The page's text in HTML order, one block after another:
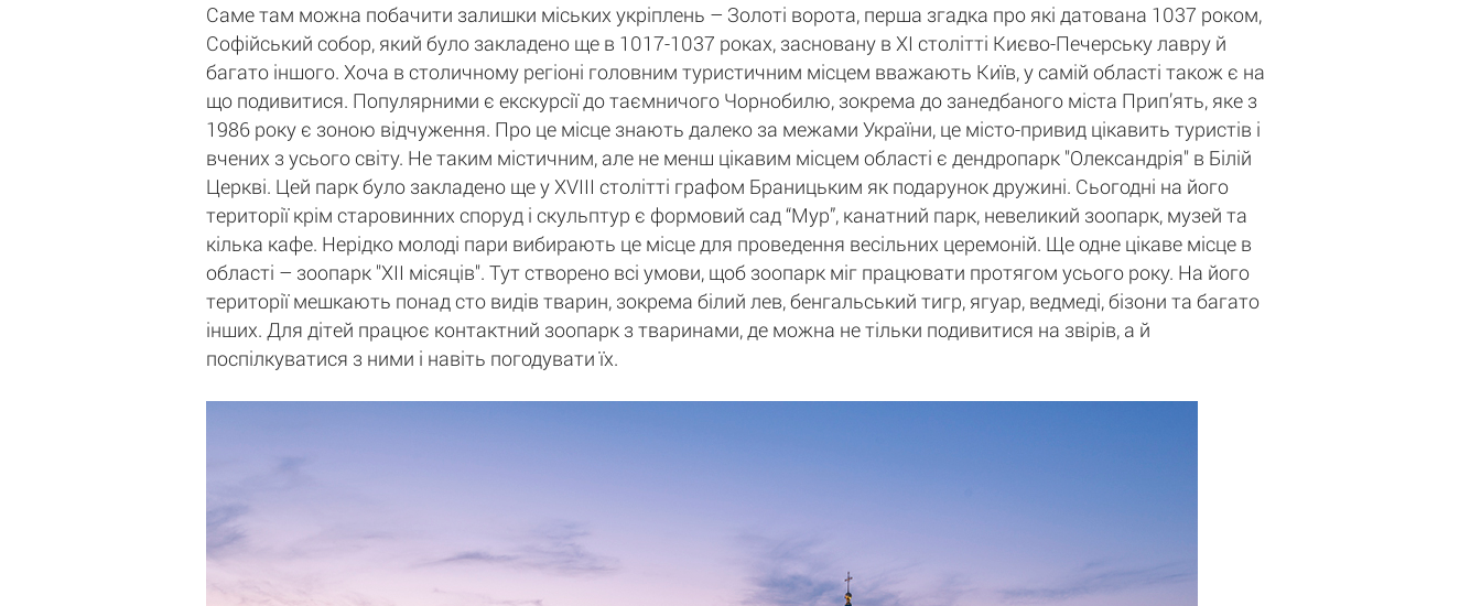
Саме там можна побачити залишки міських укріплень – Золоті ворота, перша згадка про які датована 1037 роком,
Софійський собор, який було закладено ще в 1017-1037 роках, засновану в XI столітті Києво-Печерську лавру й
багато іншого. Хоча в столичному регіоні головним туристичним місцем вважають Київ, у самій області також є на
що подивитися. Популярними є екскурсії до таємничого Чорнобилю, зокрема до занедбаного міста Прип’ять, яке з
1986 року є зоною відчуження. Про це місце знають далеко за межами України, це місто-привид цікавить туристів і
вчених з усього світу. Не таким містичним, але не менш цікавим місцем області є дендропарк "Олександрія" в Білій
Церкві. Цей парк було закладено ще у XVIII столітті графом Браницьким як подарунок дружині. Сьогодні на його
території крім старовинних споруд і скульптур є формовий сад “Мур”, канатний парк, невеликий зоопарк, музей та
кілька кафе. Нерідко молоді пари вибирають це місце для проведення весільних церемоній. Ще одне цікаве місце в
області – зоопарк "ХII місяців". Тут створено всі умови, щоб зоопарк міг працювати протягом усього року. На його
території мешкають понад сто видів тварин, зокрема білий лев, бенгальський тигр, ягуар, ведмеді, бізони та багато
інших. Для дітей працює контактний зоопарк з тваринами, де можна не тільки подивитися на звірів, а й
поспілкуватися з ними і навіть погодувати їх.